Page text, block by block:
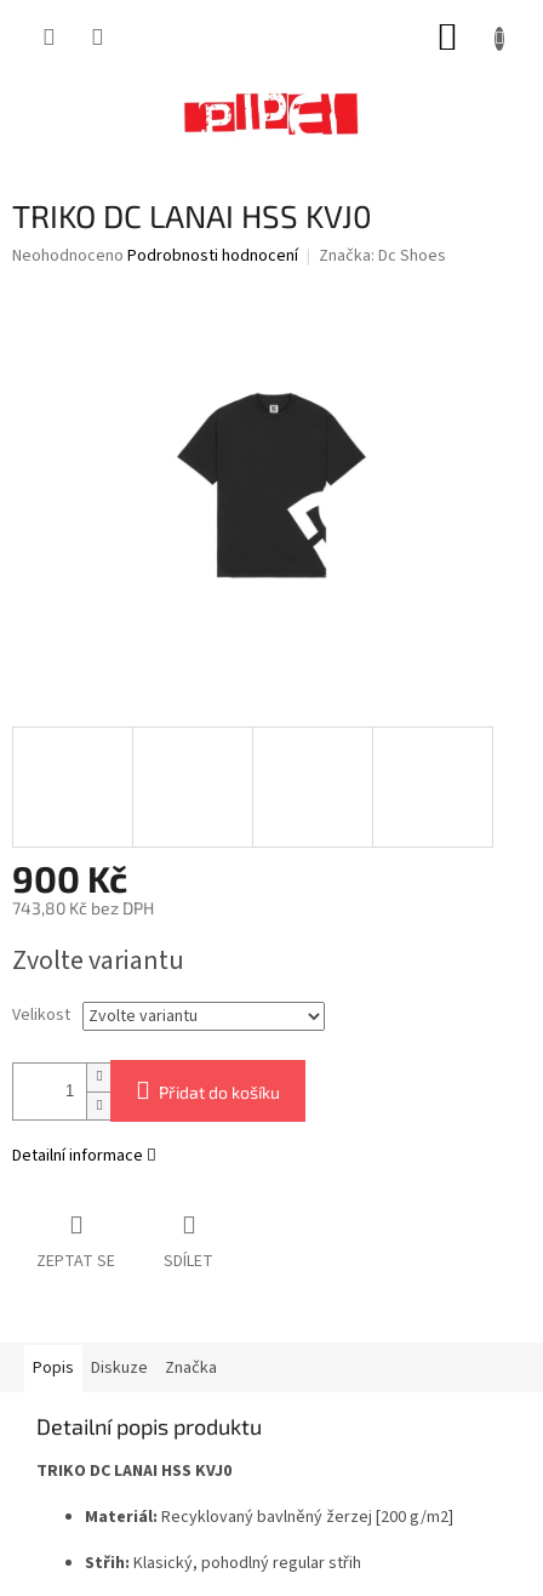
TRIKO DC LANAI HSS KVJ0
Průměrné
Neohodnoceno Podrobnosti hodnocení Značka: Dc Shoes
900 Kč
743,80 Kč bez DPH
cena:
Zvolte variantu
Velikost
Přidat do košíku
Detailní informace
ZEPTAT SE SDÍLET
Popis Diskuze Značka
Detailní popis produktu
TRIKO DC LANAI HSS KVJ0
Materiál: Recyklovaný bavlněný žerzej [200 g/m2]
Střih: Klasický, pohodlný regular střih